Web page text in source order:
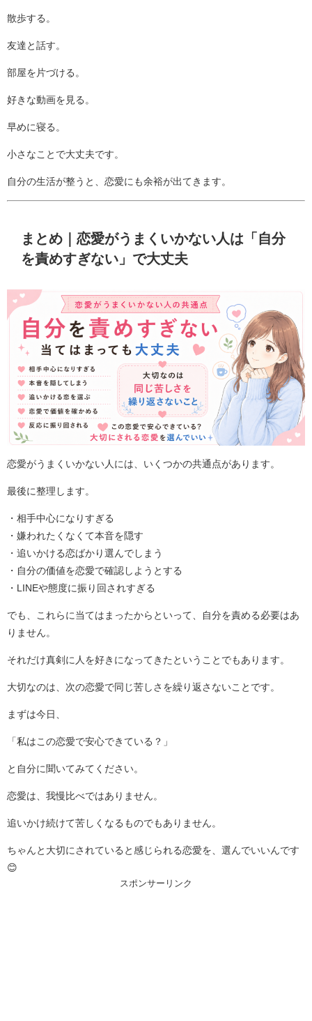
散歩する。
友達と話す。
部屋を片づける。
好きな動画を見る。
早めに寝る。
小さなことで大丈夫です。
自分の生活が整うと、恋愛にも余裕が出てきます。
まとめ｜恋愛がうまくいかない人は「自分
を責めすぎない」で大丈夫
恋愛がうまくいかない人には、いくつかの共通点があります。
最後に整理します。
・相手中心になりすぎる
・嫌われたくなくて本音を隠す
・追いかける恋ばかり選んでしまう
・自分の価値を恋愛で確認しようとする
・LINEや態度に振り回されすぎる
でも、これらに当てはまったからといって、自分を責める必要はあ
りません。
それだけ真剣に人を好きになってきたということでもあります。
大切なのは、次の恋愛で同じ苦しさを繰り返さないことです。
まずは今日、
「私はこの恋愛で安心できている？」
と自分に聞いてみてください。
恋愛は、我慢比べではありません。
追いかけ続けて苦しくなるものでもありません。
ちゃんと大切にされていると感じられる恋愛を、選んでいいんです
😊
スポンサーリンク